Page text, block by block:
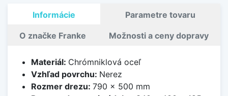
Informácie Parametre tovaru
O značke Franke Možnosti a ceny dopravy
Materiál: Chrómniklová oceľ
Vzhľad povrchu: Nerez
Rozmer drezu: 790 x 500 mm